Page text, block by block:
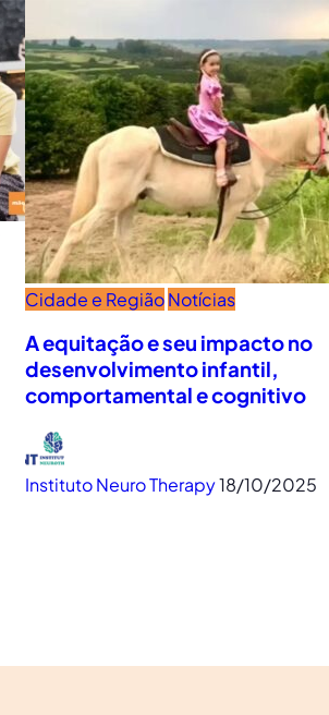
Cidade e RegiãoNotícias
A equitação e seu impacto no
desenvolvimento infantil,
comportamental e cognitivo
Instituto Neuro Therapy18/10/2025